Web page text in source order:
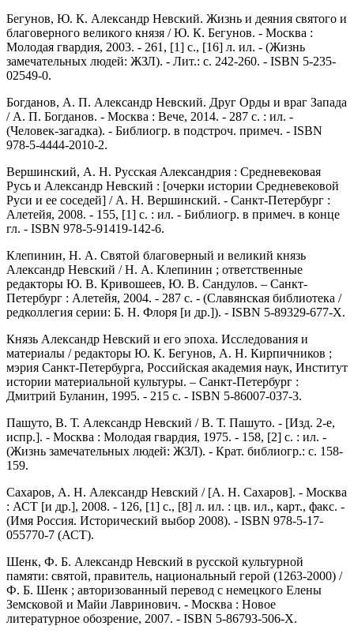
Бегунов, Ю. К. Александр Невский. Жизнь и деяния святого и
благоверного великого князя / Ю. К. Бегунов. - Москва :
Молодая гвардия, 2003. - 261, [1] c., [16] л. ил. - (Жизнь
замечательных людей: ЖЗЛ). - Лит.: с. 242-260. - ISBN 5-235-
02549-0.
Богданов, А. П. Александр Невский. Друг Орды и враг Запада
/ А. П. Богданов. - Москва : Вече, 2014. - 287 с. : ил. -
(Человек-загадка). - Библиогр. в подстроч. примеч. - ISBN
978-5-4444-2010-2.
Вершинский, А. Н. Русская Александрия : Средневековая
Русь и Александр Невский : [очерки истории Средневековой
Руси и ее соседей] / А. Н. Вершинский. - Санкт-Петербург :
Алетейя, 2008. - 155, [1] с. : ил. - Библиогр. в примеч. в конце
гл. - ISBN 978-5-91419-142-6.
Клепинин, Н. А. Святой благоверный и великий князь
Александр Невский / Н. А. Клепинин ; ответственные
редакторы Ю. В. Кривошеев, Ю. В. Сандулов. – Санкт-
Петербург : Алетейя, 2004. - 287 с. - (Славянская библиотека /
редколлегия серии: Б. Н. Флоря [и др.]). - ISBN 5-89329-677-Х.
Князь Александр Невский и его эпоха. Исследования и
материалы / редакторы Ю. К. Бегунов, А. Н. Кирпичников ;
мэрия Санкт-Петербурга, Российская академия наук, Институт
истории материальной культуры. – Санкт-Петербург :
Дмитрий Буланин, 1995. - 215 с. - ISBN 5-86007-037-3.
Пашуто, В. Т. Александр Невский / В. Т. Пашуто. - [Изд. 2-е,
испp.]. - Москва : Молодая гвардия, 1975. - 158, [2] с. : ил. -
(Жизнь замечательных людей: ЖЗЛ). - Крат. библиогр.: с. 158-
159.
Сахаров, А. Н. Александр Невский / [А. Н. Сахаров]. - Москва
: АСТ [и др.], 2008. - 126, [1] с., [8] л. ил. : цв. ил., карт., факс. -
(Имя Россия. Исторический выбор 2008). - ISBN 978-5-17-
055770-7 (АСТ).
Шенк, Ф. Б. Александр Невский в русской культурной
памяти: святой, правитель, национальный герой (1263-2000) /
Ф. Б. Шенк ; авторизованный перевод с немецкого Елены
Земсковой и Майи Лавринович. - Москва : Новое
литературное обозрение, 2007. - ISBN 5-86793-506-X.